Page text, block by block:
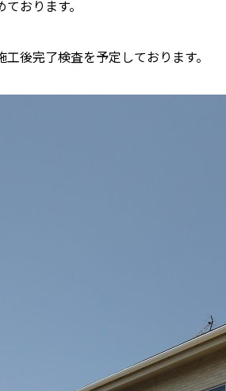
おります。
後完了検査を予定しております。